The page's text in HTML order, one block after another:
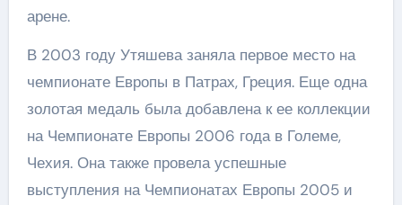
арене.
В 2003 году Утяшева заняла первое место на
чемпионате Европы в Патрах, Греция. Еще одна
золотая медаль была добавлена к ее коллекции
на Чемпионате Европы 2006 года в Големе,
Чехия. Она также провела успешные
выступления на Чемпионатах Европы 2005 и